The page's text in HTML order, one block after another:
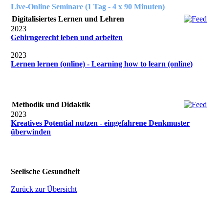
Live-Online Seminare (1 Tag - 4 x 90 Minuten)
Digitalisiertes Lernen und Lehren
2023
Gehirngerecht leben und arbeiten
2023
Lernen lernen (online) - Learning how to learn (online)
Methodik und Didaktik
2023
Kreatives Potential nutzen - eingefahrene Denkmuster
überwinden
Seelische Gesundheit
Zurück zur Übersicht